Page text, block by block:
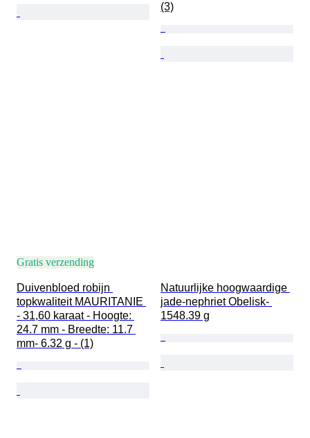
(3)
Gratis verzending
Duivenbloed robijn
topkwaliteit MAURITANIE
- 31,60 karaat - Hoogte:
24.7 mm - Breedte: 11.7
mm- 6.32 g - (1)
Natuurlijke hoogwaardige
jade-nephriet Obelisk-
1548.39 g